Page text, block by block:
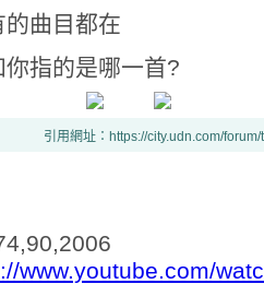
的曲目都在
你指的是哪一首?
引用網址：https://city.udn.com/
www.youtube.com/